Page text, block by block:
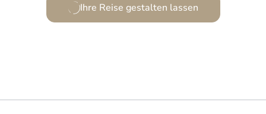
Ihre Reise gestalten lassen